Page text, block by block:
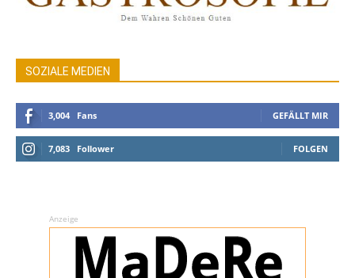
SOZIALE MEDIEN
3,004 Fans GEFÄLLT MIR
7,083 Follower FOLGEN
Anzeige